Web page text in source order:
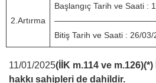
2.Artırma
Başlangıç Tarih ve Saati :
Bitiş Tarih ve Saati : 26/
11/01/2025(İİK m.114 ve
hakkı sahipleri de dahildir.